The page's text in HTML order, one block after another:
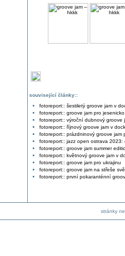
související články::
fotoreport:: šestiletý groove jam v
fotoreport:: groove jam pro jesenicko
fotoreport:: výroční dubnový groove
fotoreport:: říjnový groove jam v
fotoreport:: prázdninový groove jam
fotoreport:: jazz open ostrava 2023:
fotoreport:: groove jam summer
fotoreport:: květnový groove jam v
fotoreport:: groove jam pro ukrajinu
fotoreport:: groove jam na střeše
fotoreport:: první pokaranténní
stránky